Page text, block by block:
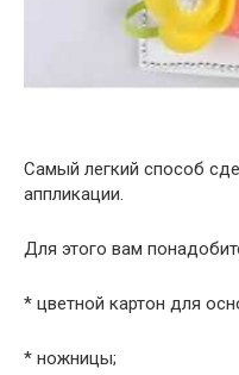
Самый легкий способ
аппликации.
Для этого вам
* цветной картон для
* ножницы;